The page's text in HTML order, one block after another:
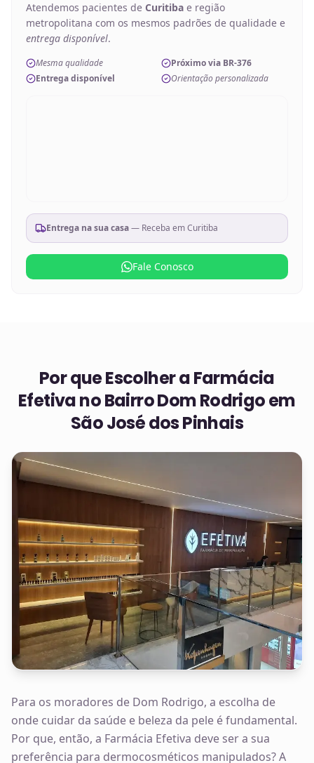
Atendemos pacientes de Curitiba e região
metropolitana com os mesmos padrões de qualidade e
entrega disponível.
Mesma qualidade
Próximo via BR-376
Entrega disponível
Orientação personalizada
Entrega na sua casa— Receba emCuritiba
Fale Conosco
Por que Escolher a Farmácia
Efetiva noBairro Dom Rodrigo em
São José dos Pinhais
Para os moradores de Dom Rodrigo, a escolha de
onde cuidar da saúde e beleza da pele é fundamental.
Por que, então, a Farmácia Efetiva deve ser a sua
preferência para dermocosméticos manipulados? A